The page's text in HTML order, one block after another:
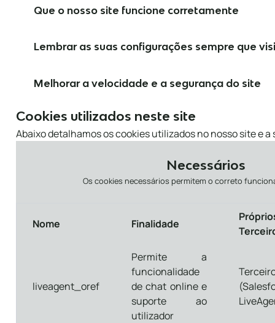
Que o nosso site funcione corretamente
Lembrar as suas configurações sempre que
Melhorar a velocidade e a segurança do site
Cookies utilizados neste site
Abaixo detalhamos os cookies utilizados no nosso site e
Necessários
Os cookies necessários permitem o correto
Nome Finalidade
liveagent_oref
Permite a
funcionalidade
de chat online e
suporte ao
utilizador